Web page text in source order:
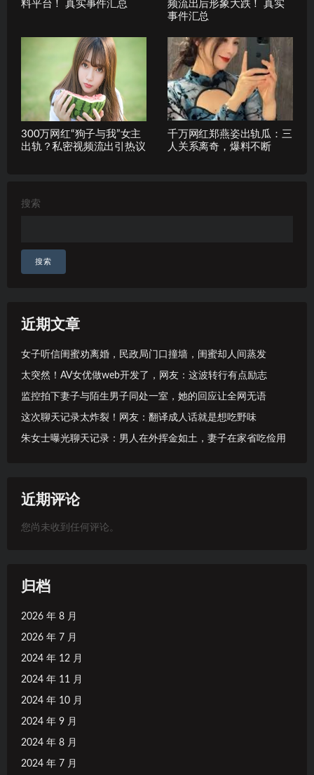
料平台！ 真实事件汇总
频流出后形象大跌！ 真实
事件汇总
300万网红“狗子与我”女主
出轨？私密视频流出引热议
千万网红郑燕姿出轨瓜：三
人关系离奇，爆料不断
搜索
搜索
近期文章
女子听信闺蜜劝离婚，民政局门口撞墙，闺蜜却人间蒸发
太突然！AV女优做web开发了，网友：这波转行有点励志
监控拍下妻子与陌生男子同处一室，她的回应让全网无语
这次聊天记录太炸裂！网友：翻译成人话就是想吃野味
朱女士曝光聊天记录：男人在外挥金如土，妻子在家省吃俭用
近期评论
您尚未收到任何评论。
归档
2026 年 8 月
2026 年 7 月
2024 年 12 月
2024 年 11 月
2024 年 10 月
2024 年 9 月
2024 年 8 月
2024 年 7 月